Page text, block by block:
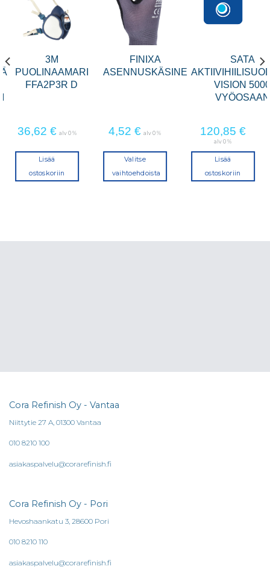
3M
PUOLINAAMARI
FFA2P3R D
36,62 € alv 0 %
Lisää
ostoskoriin
FINIXA
ASENNUSKÄSINE
4,52€ alv 0 %
Valitse
vaihtoehdoista
SATA
VISION
VYÖOSAAN
120,85 €
alv 0 %
Lisää
ostoskoriin
Cora Refinish Oy - Vantaa
Niittytie 27 A, 01300 Vantaa
010 8210 100
asiakaspalvelu@corarefinish.fi
Cora Refinish Oy - Pori
Hevoshaankatu 3, 28600 Pori
010 8210 110
asiakaspalvelu@corarefinish.fi